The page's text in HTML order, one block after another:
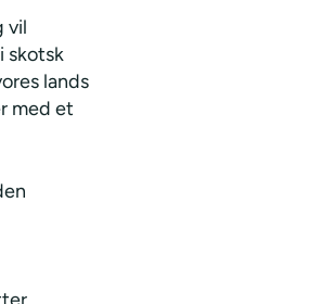
vil
skotsk
lands
med et